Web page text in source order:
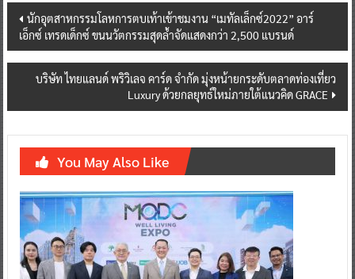
Post
navigation
นักอุตสาหกรรมโลหการตบเท้าเข้าชมงาน “เมทัลเล็กซ์2022” อาร์
เอ็กซ์ เทรดเด็กซ์ ขนนวัตกรรมสุดล้ำจัดแสดงกว่า 2,500 แบรนด์
บริษัท ไทยแลนด์ พริวิเลจ คาร์ด จำกัด มุ่งหน้ายกระดับตลาดท่องเที่ยว
Luxury ด้วยกลยุทธ์ใหม่ภายใต้แนวคิด GRACE
You May Also Like